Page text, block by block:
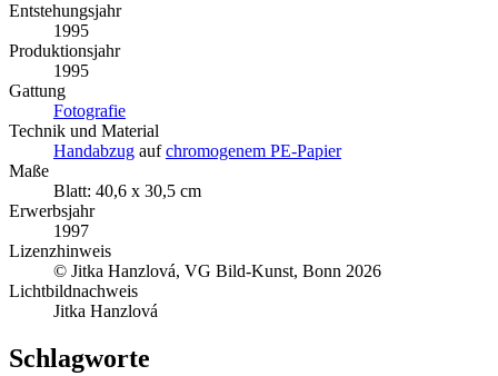
Entstehungsjahr
1995
Produktionsjahr
1995
Gattung
Fotografie
Technik und Material
Handabzug aufchromogenem PE-Papier
Maße
Blatt: 40,6 x 30,5 cm
Erwerbsjahr
1997
Lizenzhinweis
© Jitka Hanzlová, VG Bild-Kunst, Bonn 2026
Lichtbildnachweis
Jitka Hanzlová
Schlagworte